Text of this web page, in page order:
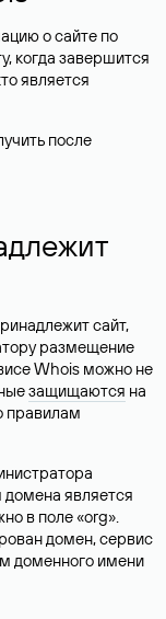
о сайте по
когда завершится
является
после
сайт,
размещение
Whois можно не
защищаются на
правилам
домена является
в поле «org».
домен, сервис
доменного имени